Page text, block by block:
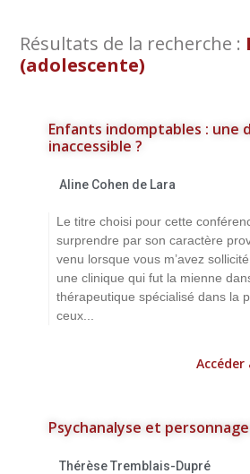
Résultats de la recherche :
(adolescente)
Enfants indomptables : une
inaccessible ?
Aline Cohen de Lara
Le titre choisi pour cette
surprendre par son caractère
venu lorsque vous m’avez
une clinique qui fut la mienne
thérapeutique spécialisé dans la
ceux...
Psychanalyse et
Thérèse Tremblais-Dupré